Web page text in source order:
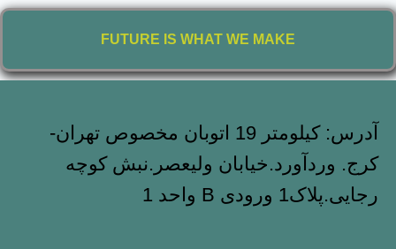
FUTURE IS WHAT WE MAKE
آدرس: کیلومتر 19 اتوبان مخصوص تهران-
کرج. وردآورد.خیابان ولیعصر.نبش کوچه
رجایی.پلاک1 ورودی B واحد 1